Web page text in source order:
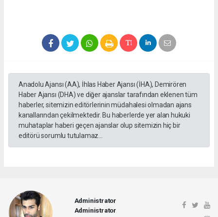
Anadolu Ajansı (AA), İhlas Haber Ajansı (İHA), Demirören
Haber Ajansı (DHA) ve diğer ajanslar tarafından eklenen tüm
haberler, sitemizin editörlerinin müdahalesi olmadan ajans
kanallarından çekilmektedir. Bu haberlerde yer alan hukuki
muhataplar haberi geçen ajanslar olup sitemizin hiç bir
editörü sorumlu tutulamaz...
Administrator
Administrator